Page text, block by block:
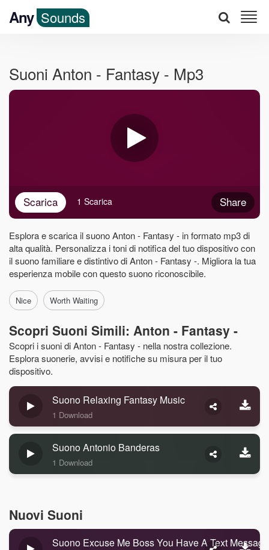
Any Sounds
Suoni Anton - Fantasy - Mp3
Scarica Share
1 Scarica
Esplora e scarica il suono Anton - Fantasy - in formato mp3 di
alta qualità. Personalizza i toni di notifica del tuo dispositivo con
il suono familiare e distintivo di Anton - Fantasy -. Migliora la tua
esperienza mobile con questo suono riconoscibile.
Nice Worth Waiting
Scopri Suoni Simili: Anton - Fantasy -
Scopri i suoni di Anton - Fantasy - nella nostra collezione.
Esplora suonerie, avvisi e notifiche su misura per il tuo
dispositivo.
Suono Relaxing Fantasy Music
1 Download
Suono Antonio Banderas
1 Download
Nuovi Suoni
Suono Excuse Me Boss You Have A Text Message